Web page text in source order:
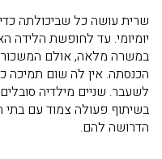
שרית עושה כל שביכולתה
יומיומי. עד לחופשת
במשרה מלאה, אולם
הכנסתה. אין לה שום
לשעבר. שניים מילדיה
בשיתוף פעולה צמוד עם
הדרושה להם.